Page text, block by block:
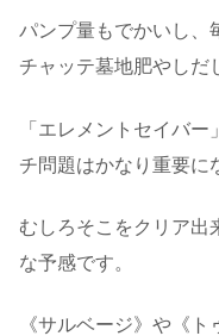
パンプ量もでかいし、
チャッテ墓地肥やし
「エレメントセイバ
チ問題はかなり重要に
むしろそこをクリア出
な予感です。
《サルベージ》や《